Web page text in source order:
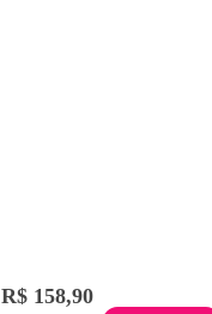
R$ 158,90